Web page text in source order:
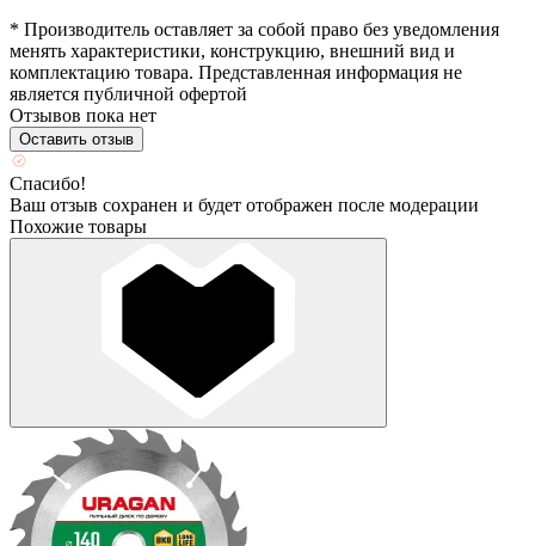
* Производитель оставляет за собой право без уведомления
менять характеристики, конструкцию, внешний вид и
комплектацию товара. Представленная информация не
является публичной офертой
Отзывов пока нет
Оставить отзыв
Спасибо!
Ваш отзыв сохранен и будет отображен после модерации
Похожие товары